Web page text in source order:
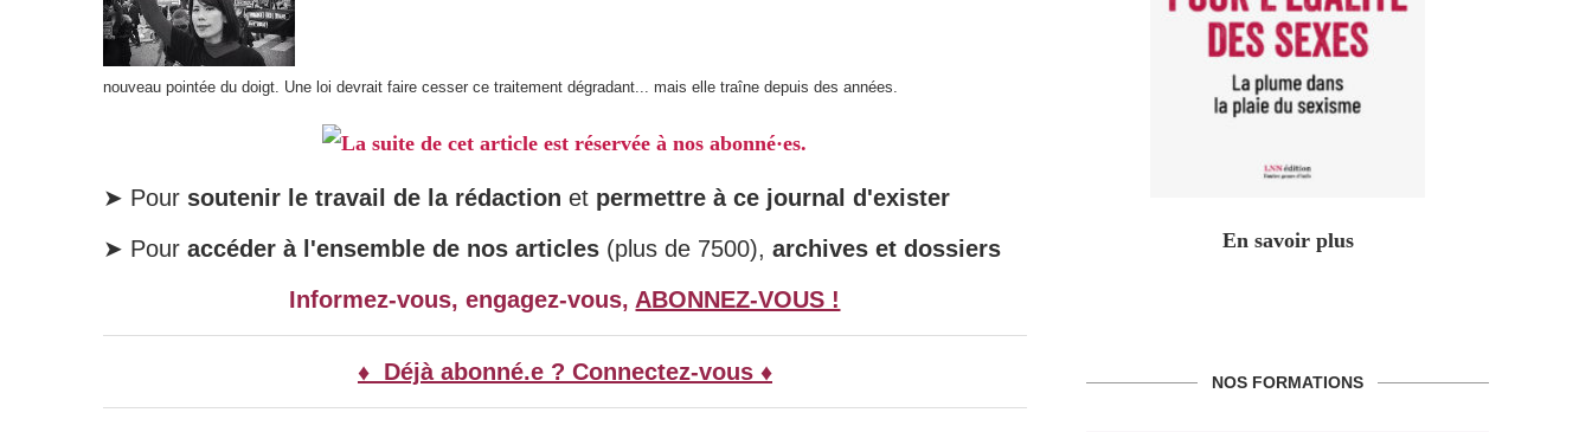
nouveau pointée du doigt. Une loi devrait faire cesser ce traitement dégradant... mais elle traîne depuis des années.
La suite de cet article est réservée à nos abonné·es.
➤ Pour soutenir le travail de la rédaction et permettre à ce journal d'exister
➤ Pour accéder à l'ensemble de nos articles (plus de 7500), archives et dossiers
Informez-vous, engagez-vous, ABONNEZ-VOUS !
♦ Déjà abonné.e ? Connectez-vous ♦
En savoir plus
NOS FORMATIONS